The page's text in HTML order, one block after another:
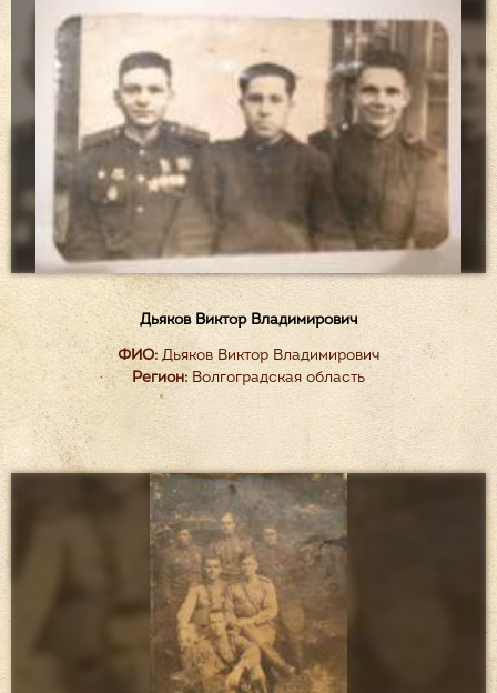
Дьяков Виктор Владимирович
ФИО: Дьяков Виктор Владимирович
Регион: Волгоградская область